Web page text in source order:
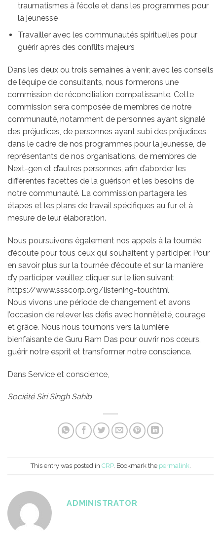
traumatismes à l’école et dans les programmes pour
la jeunesse
Travailler avec les communautés spirituelles pour
guérir après des conflits majeurs
Dans les deux ou trois semaines à venir, avec les conseils
de l’équipe de consultants, nous formerons une
commission de réconciliation compatissante. Cette
commission sera composée de membres de notre
communauté, notamment de personnes ayant signalé
des préjudices, de personnes ayant subi des préjudices
dans le cadre de nos programmes pour la jeunesse, de
représentants de nos organisations, de membres de
Next-gen et d’autres personnes, afin d’aborder les
différentes facettes de la guérison et les besoins de
notre communauté. La commission partagera les
étapes et les plans de travail spécifiques au fur et à
mesure de leur élaboration.
Nous poursuivons également nos appels à la tournée
d’écoute pour tous ceux qui souhaitent y participer. Pour
en savoir plus sur la tournée d’écoute et sur la manière
d’y participer, veuillez cliquer sur le lien suivant:
https://www.ssscorp.org/listening-tour.html
Nous vivons une période de changement et avons
l’occasion de relever les défis avec honnêteté, courage
et grâce. Nous nous tournons vers la lumière
bienfaisante de Guru Ram Das pour ouvrir nos cœurs,
guérir notre esprit et transformer notre conscience.
Dans Service et conscience,
Société Siri Singh Sahib
This entry was posted in CRP. Bookmark the permalink.
ADMINISTRATOR